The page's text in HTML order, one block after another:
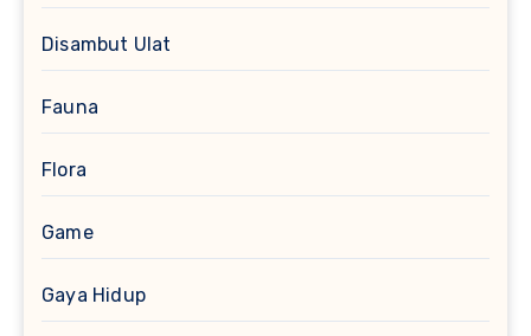
Disambut Ulat
Fauna
Flora
Game
Gaya Hidup